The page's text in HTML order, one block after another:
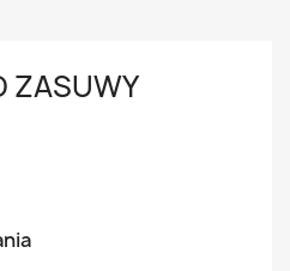
ZASUWY